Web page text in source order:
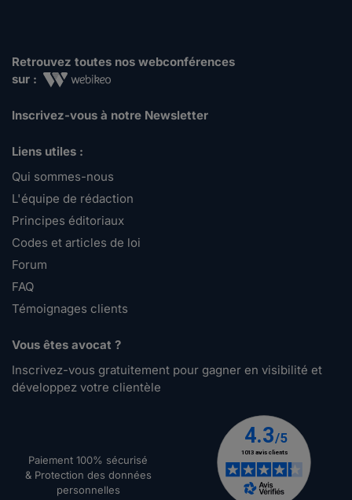
Retrouvez toutes nos webconférences
sur :
Inscrivez-vous à notre Newsletter
Liens utiles :
Qui sommes-nous
L'équipe de rédaction
Principes éditoriaux
Codes et articles de loi
Forum
FAQ
Témoignages clients
Vous êtes avocat ?
Inscrivez-vous gratuitement pour gagner en visibilité et
développez votre clientèle
Paiement 100% sécurisé
& Protection des données
personnelles